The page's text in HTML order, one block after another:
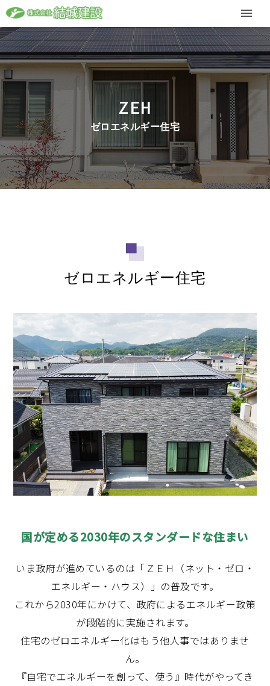
ZEH
ゼロエネルギー住宅
ゼロエネルギー住宅
国が定める2030年のスタンダードな住まい
いま政府が進めているのは「ＺＥＨ（ネット・ゼロ・
エネルギー・ハウス）」の普及です。
これから2030年にかけて、政府によるエネルギー政策
が段階的に実施されます。
住宅のゼロエネルギー化はもう他人事ではありませ
ん。
『自宅でエネルギーを創って、使う』時代がやってき